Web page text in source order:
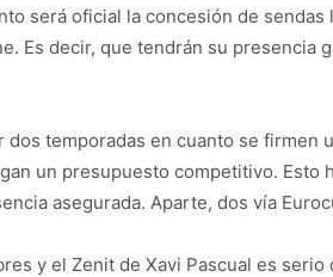
será oficial la concesión de sendas
Es decir, que tendrán su presencia
dos temporadas en cuanto se firmen
un presupuesto competitivo. Esto
asegurada. Aparte, dos vía
y el Zenit de Xavi Pascual es